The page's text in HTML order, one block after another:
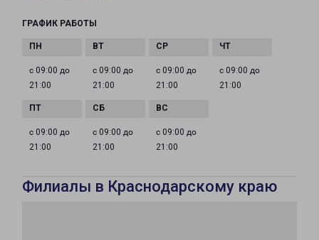
ГРАФИК РАБОТЫ
с 09:00 до
21:00
с 09:00 до
21:00
с 09:00 до
21:00
с 09:00 до
21:00
с 09:00 до
21:00
с 09:00 до
21:00
с 09:00 до
21:00
Филиалы в Краснодарскому краю